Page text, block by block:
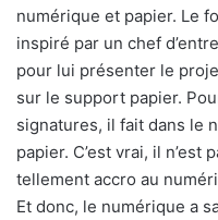
numérique et papier. Le
inspiré par un chef
pour lui présenter le
sur le support papier.
signatures, il fait dans le
papier. C’est vrai, il n’est
tellement accro au
Et donc, le numérique a